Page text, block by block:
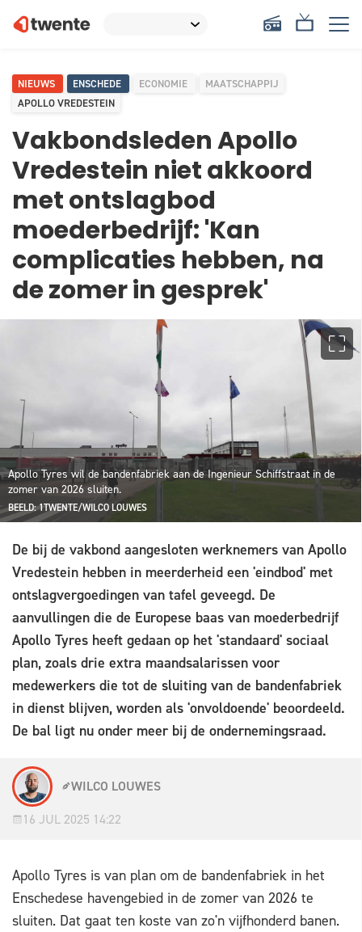
NIEUWS ENSCHEDE ECONOMIE
MAATSCHAPPIJ
APOLLO VREDESTEIN
Vakbondsleden Apollo
Vredestein niet akkoord
met ontslagbod
moederbedrijf: 'Kan
complicaties hebben, na
de zomer in gesprek'
Apollo Tyres wil de bandenfabriek aan de Ingenieur Schiffstraat in de
zomer van 2026 sluiten.
BEELD: 1TWENTE/WILCO LOUWES
De bij de vakbond aangesloten werknemers van Apollo
Vredestein hebben in meerderheid een 'eindbod' met
ontslagvergoedingen van tafel geveegd. De
aanvullingen die de Europese baas van moederbedrijf
Apollo Tyres heeft gedaan op het 'standaard' sociaal
plan, zoals drie extra maandsalarissen voor
medewerkers die tot de sluiting van de bandenfabriek
in dienst blijven, worden als 'onvoldoende' beoordeeld.
De bal ligt nu onder meer bij de ondernemingsraad.
WILCO LOUWES
16 JUL 2025 14:22
Apollo Tyres is van plan om de bandenfabriek in het
Enschedese havengebied in de zomer van 2026 te
sluiten. Dat gaat ten koste van zo'n vijfhonderd banen.